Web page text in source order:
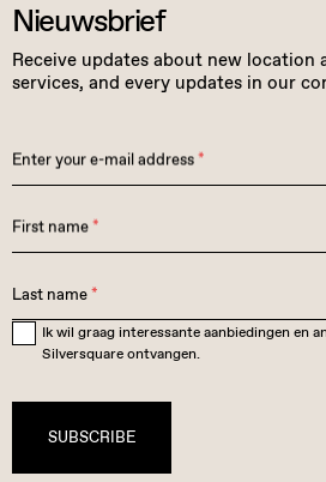
Nieuwsbrief
Receive updates about new location
services, and every updates in our
Enter your e-mail address*
First name*
Last name*
Ik wil graag interessante aanbiedingen en
Silversquare ontvangen.
SUBSCRIBE